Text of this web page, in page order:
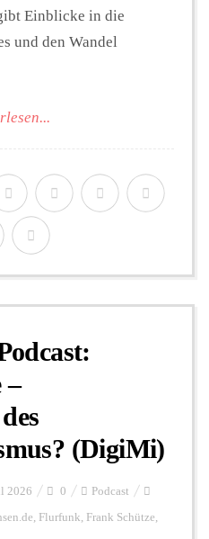
Einblicke in die
und den Wandel
–
(DigiMi)
2026 0 Podcast
, Flurfunk, Frank Schütze,